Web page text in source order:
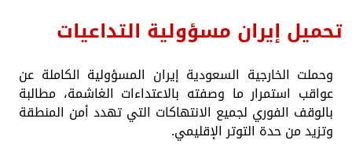
تحميل إيران مسؤولية التداعيات
وحملت الخارجية السعودية إيران المسؤولية الكاملة عن
عواقب استمرار ما وصفته بالاعتداءات الغاشمة، مطالبة
بالوقف الفوري لجميع الانتهاكات التي تهدد أمن المنطقة
وتزيد من حدة التوتر الإقليمي.